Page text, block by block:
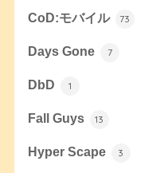
CoD:モバイル 73
Days Gone 7
DbD 1
Fall Guys 13
Hyper Scape 3